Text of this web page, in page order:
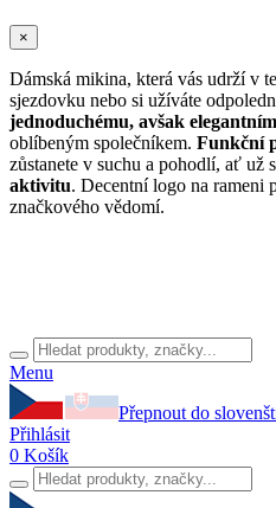
×
Dámská mikina, která vás udrží v
sjezdovku nebo si užíváte
jednoduchému, avšak
oblíbeným společníkem. Funkční
zůstanete v suchu a pohodlí, ať už
aktivitu. Decentní logo na rameni
značkového vědomí.
Menu
Přepnout do
Přihlásit
0 Košík